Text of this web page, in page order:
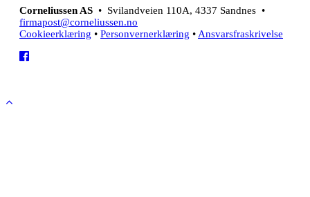
Corneliussen AS • Svilandveien 110A, 4337 Sandnes •
firmapost@corneliussen.no
Cookieerklæring • Personvernerklæring • Ansvarsfraskrivelse